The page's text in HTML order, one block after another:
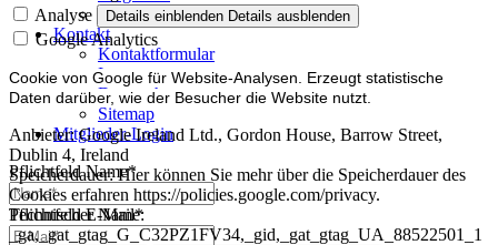
Mitglied werden
Kontakt
Kontaktformular
Impressum
Datenschutz
Sitemap
Mitglieder-Login
PflichtfeldName*
PflichtfeldE-Mail*
Analyse
Details einblenden Details ausblenden
Google Analytics
Cookie von Google für Website-Analysen. Erzeugt statistische
Daten darüber, wie der Besucher die Website nutzt.
Anbieter:Google Ireland Ltd., Gordon House, Barrow Street,
Dublin 4, Ireland
Speicherdauer:Hier können Sie mehr über die Speicherdauer des
Cookies erfahren https://policies.google.com/privacy.
Technischer Name:
_ga,_gat_gtag_G_C32PZ1FV34,_gid,_gat_gtag_UA_88522501_1